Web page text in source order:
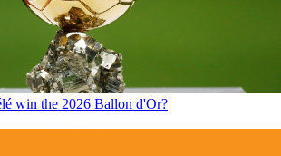
win the 2026 Ballon d'Or?